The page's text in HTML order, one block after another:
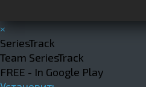
×
SeriesTrack
Team SeriesTrack
FREE - In Google Play